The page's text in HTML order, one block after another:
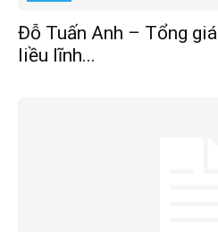
Đỗ Tuấn Anh – Tổng
liều lĩnh...